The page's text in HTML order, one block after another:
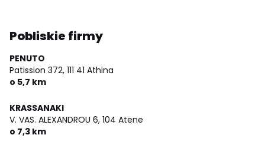
Pobliskie firmy
PENUTO
Patission 372, 111 41 Athina
o 5,7 km
KRASSANAKI
V. VAS. ALEXANDROU 6, 104 Atene
o 7,3 km